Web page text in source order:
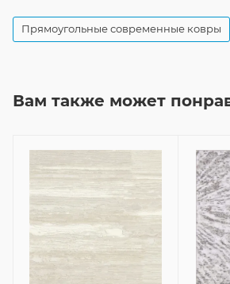
Прямоугольные современные ковры
Вам также может